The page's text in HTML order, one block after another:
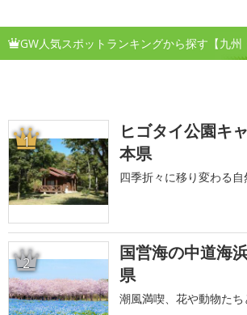
GW人気スポットランキングから探す【九州
1
ヒゴタイ公園キ
本県
四季折々に移り変わる
2
国営海の中道海
県
潮風満喫、花や動物た